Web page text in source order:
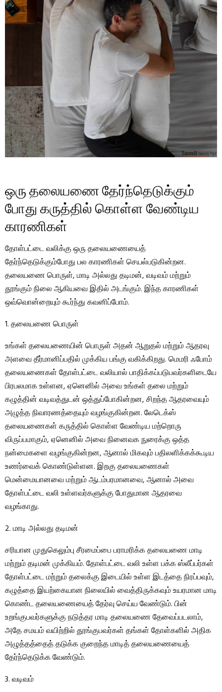
ஒரு தலையணை தேர்ந்தெடுக்கும்
போது கருத்தில் கொள்ள வேண்டிய
காரணிகள்
தோள்பட்டை வலிக்கு ஒரு தலையணையைத்
தேர்ந்தெடுக்கும்போது பல காரணிகள் செயல்படுகின்றன.
தலையணை பொருள், மாடி அல்லது தடிமன், வடிவம் மற்றும்
தூங்கும் நிலை ஆகியவை இதில் அடங்கும். இந்த காரணிகள்
ஒவ்வொன்றையும் கூர்ந்து கவனிப்போம்.
1. தலையணை பொருள்
உங்கள் தலையணையின் பொருள் அதன் ஆறுதல் மற்றும் ஆதரவு
அளவை தீர்மானிப்பதில் முக்கிய பங்கு வகிக்கிறது. மெமரி ஃபோம்
தலையணைகள் தோள்பட்டை வலியால் பாதிக்கப்படுபவர்களிடையே
பிரபலமாக உள்ளன, ஏனெனில் அவை உங்கள் தலை மற்றும்
கழுத்தின் வடிவத்துடன் ஒத்துப்போகின்றன, சிறந்த ஆதரவையும்
அழுத்த நிவாரணத்தையும் வழங்குகின்றன. லேடெக்ஸ்
தலையணைகள் கருத்தில் கொள்ள வேண்டிய மற்றொரு
விருப்பமாகும், ஏனெனில் அவை நினைவக நுரைக்கு ஒத்த
நன்மைகளை வழங்குகின்றன, ஆனால் மிகவும் பதிலளிக்கக்கூடிய
உணர்வைக் கொண்டுள்ளன. இறகு தலையணைகள்
மென்மையானவை மற்றும் ஆடம்பரமானவை, ஆனால் அவை
தோள்பட்டை வலி உள்ளவர்களுக்கு போதுமான ஆதரவை
வழங்காது.
2. மாடி அல்லது தடிமன்
சரியான முதுகெலும்பு சீரமைப்பை பராமரிக்க தலையணை மாடி
மற்றும் தடிமன் முக்கியம். தோள்பட்டை வலி உள்ள பக்க ஸ்லீப்பர்கள்
தோள்பட்டை மற்றும் தலைக்கு இடையில் உள்ள இடத்தை நிரப்பவும்,
கழுத்தை இயற்கையான நிலையில் வைத்திருக்கவும் உயரமான மாடி
கொண்ட தலையணையைத் தேர்வு செய்ய வேண்டும். பின்
உறங்குபவர்களுக்கு நடுத்தர மாடி தலையணை தேவைப்படலாம்,
அதே சமயம் வயிற்றில் தூங்குபவர்கள் தங்கள் தோள்களில் அதிக
அழுத்தத்தைத் தடுக்க குறைந்த மாடித் தலையணையைத்
தேர்ந்தெடுக்க வேண்டும்.
3. வடிவம்